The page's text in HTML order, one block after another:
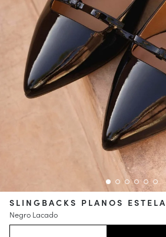
SLINGBACKS PLANOS ESTELA
Negro Lacado